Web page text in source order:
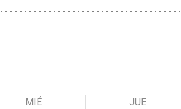
MIÉ JUE